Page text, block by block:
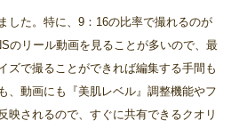
した。特に、9：16の比率で撮れるのが
のリール動画を見ることが多いので、最
ズで撮ることができれば編集する手間も
、動画にも『美肌レベル』調整機能やフ
映されるので、すぐに共有できるクオリ